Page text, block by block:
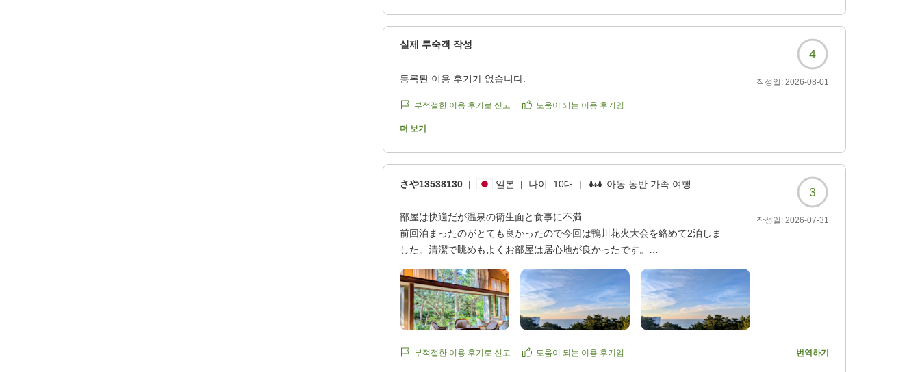
실제 투숙객 작성
4
등록된 이용 후기가 없습니다. 작성일: 2026-08-01
부적절한 이용 후기로 신고 도움이 되는 이용 후기임
더 보기
さや13538130 | 일본 | 나이: 10대 | 아동 동반 가족 여행
3
部屋は快適だが温泉の衛生面と食事に不満
前回泊まったのがとても良かったので今回は鴨川花火大会を絡めて2泊しま
した。清潔で眺めもよくお部屋は居心地が良かったです。
うはカエルの死骸が浮いていたりトイレが公衆便所のような臭いがしまし
た。
一泊目はMAIWAIで夕食をいただいたのですが尾頭付きお刺身盛り合わせが
生臭く、4000円ほどしましたがほとんど食べられませんでした。
17時までにお料理もオーダーしていたのですが注文が通っておらず、コー
작성일: 2026-07-31
부적절한 이용 후기로 신고 도움이 되는 이용 후기임 번역하기